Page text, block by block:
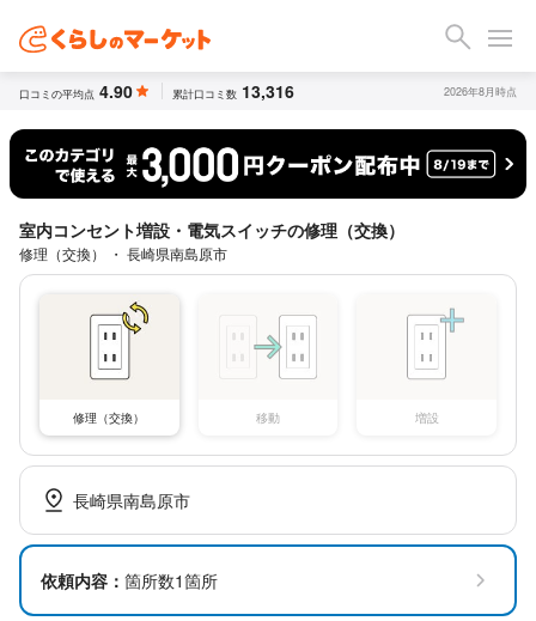
口コミの平均点 4.90 累計口コミ数 13,316 2026年8月時点
室内コンセント増設・電気スイッチの修理（交換）
修理（交換） ・ 長崎県南島原市
修理（交換） 移動 増設
長崎県南島原市
依頼内容： 箇所数1箇所